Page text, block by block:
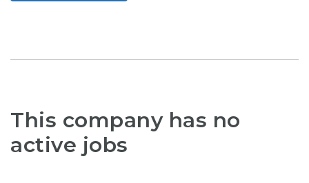
This company has no
active jobs